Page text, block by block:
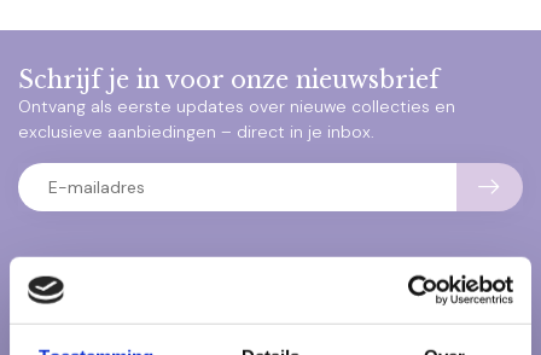
Klantenservice
Heb je vragen over onze producten of je bestelling? Neem
dan een kijkje op onze klantenservicepagina. Daar vind je
Schrijf je in voor onze nieuwsbrief
Ontvang als eerste updates over nieuwe collecties en
exclusieve aanbiedingen – direct in je inbox.